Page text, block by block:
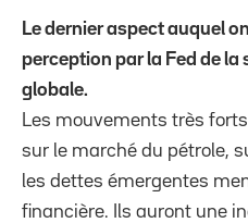
Le dernier aspect auquel
perception par la Fed de
globale.
Les mouvements très
sur le marché du pétrole,
les dettes émergentes
financière. Ils auront une